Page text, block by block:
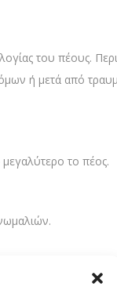
του πέους.
ή μετά από
το πέος.
στην επέμβαση